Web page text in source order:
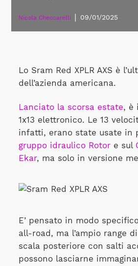
Nicola Checcarelli 09/01/2025
Lo Sram Red XPLR AXS è
dell’azienda americana.
Lanciato la scorsa estate, è
1x13 elettronico. Le 13
infatti, erano state usate in
gruppo idraulico Rotore sul
Ekar, ma solo in versione
E’ pensato in modo
all-road, ma l’ampio range
scala posteriore con salti
possono lasciarne